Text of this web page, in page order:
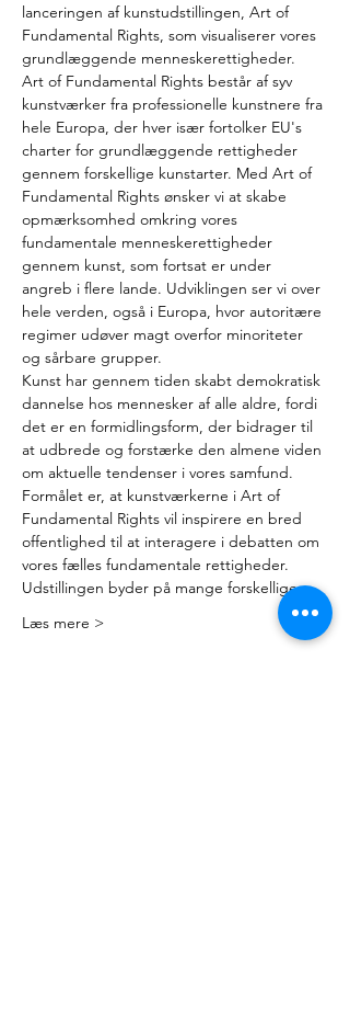
lanceringen af kunstudstillingen, Art of
Fundamental Rights, som visualiserer vores
grundlæggende menneskerettigheder.
Art of Fundamental Rights består af syv
kunstværker fra professionelle kunstnere fra
hele Europa, der hver især fortolker EU's
charter for grundlæggende rettigheder
gennem forskellige kunstarter. Med Art of
Fundamental Rights ønsker vi at skabe
opmærksomhed omkring vores
fundamentale menneskerettigheder
gennem kunst, som fortsat er under
angreb i flere lande. Udviklingen ser vi over
hele verden, også i Europa, hvor autoritære
regimer udøver magt overfor minoriteter
og sårbare grupper.
Kunst har gennem tiden skabt demokratisk
dannelse hos mennesker af alle aldre, fordi
det er en formidlingsform, der bidrager til
at udbrede og forstærke den almene viden
om aktuelle tendenser i vores samfund.
Formålet er, at kunstværkerne i Art of
Fundamental Rights vil inspirere en bred
offentlighed til at interagere i debatten om
vores fælles fundamentale rettigheder.
Udstillingen byder på mange forskellige…
Læs mere >